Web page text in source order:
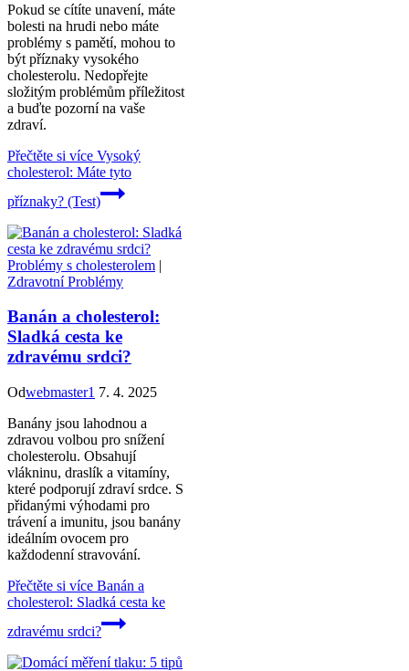
Pokud se cítíte unavení, máte
bolesti na hrudi nebo máte
problémy s pamětí, mohou to
být příznaky vysokého
cholesterolu. Nedopřejte
složitým problémům příležitost
a buďte pozorní na vaše
zdraví.
Přečtěte si více Vysoký
cholesterol: Máte tyto
příznaky? (Test)
Problémy s cholesterolem |
Zdravotní Problémy
Banán a cholesterol:
Sladká cesta ke
zdravému srdci?
Odwebmaster1 7. 4. 2025
Banány jsou lahodnou a
zdravou volbou pro snížení
cholesterolu. Obsahují
vlákninu, draslík a vitamíny,
které podporují zdraví srdce. S
přidanými výhodami pro
trávení a imunitu, jsou banány
ideálním ovocem pro
každodenní stravování.
Přečtěte si více Banán a
cholesterol: Sladká cesta ke
zdravému srdci?